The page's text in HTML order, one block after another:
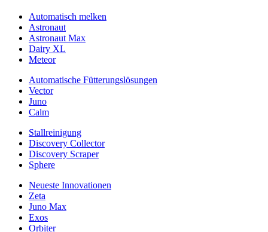
Automatisch melken
Astronaut
Astronaut Max
Dairy XL
Meteor
Automatische Fütterungslösungen
Vector
Juno
Calm
Stallreinigung
Discovery Collector
Discovery Scraper
Sphere
Neueste Innovationen
Zeta
Juno Max
Exos
Orbiter